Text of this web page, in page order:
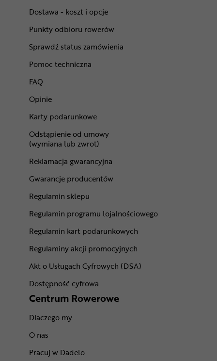
Dostawa - koszt i opcje
Punkty odbioru rowerów
Sprawdź status zamówienia
Pomoc techniczna
FAQ
Opinie
Karty podarunkowe
Odstąpienie od umowy
(wymiana lub zwrot)
Reklamacja gwarancyjna
Gwarancje producentów
Regulamin sklepu
Regulamin programu lojalnościowego
Regulamin kart podarunkowych
Regulaminy akcji promocyjnych
Akt o Usługach Cyfrowych (DSA)
Dostępność cyfrowa
Centrum Rowerowe
Dlaczego my
O nas
Pracuj w Dadelo